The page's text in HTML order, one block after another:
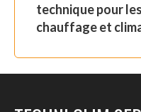
technique pour
chauffage et